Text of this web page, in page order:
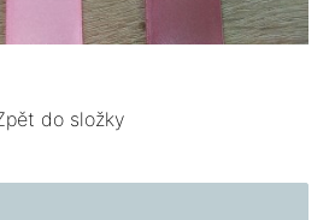
do složky